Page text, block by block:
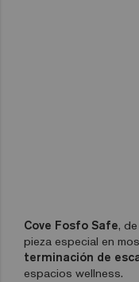
Cove Fosfo Safe,
pieza especial en
terminación de
espacios wellness.